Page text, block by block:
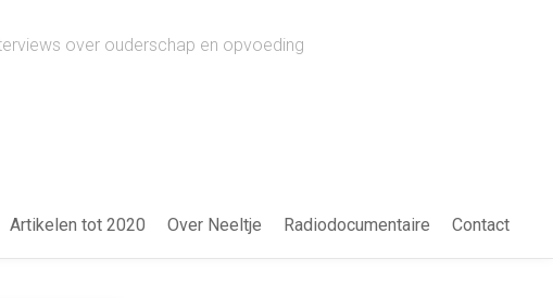
over ouderschap en opvoeding
Artikelen tot 2020 Over Neeltje Radiodocumentaire Contact